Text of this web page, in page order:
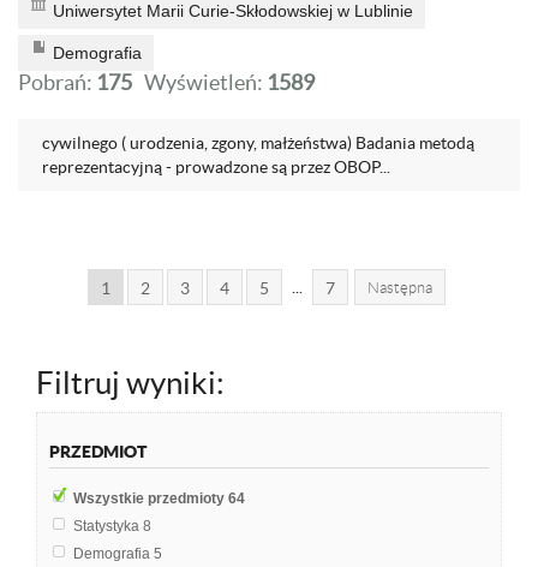
Uniwersytet Marii Curie-Skłodowskiej w Lublinie
Demografia
Pobrań: 175 Wyświetleń: 1589
cywilnego ( urodzenia, zgony, małżeństwa) Badania metodą
reprezentacyjną - prowadzone są przez OBOP...
1 2 3 4 5 7 Następna
Filtruj wyniki:
PRZEDMIOT
Wszystkie przedmioty 64
Statystyka 8
Demografia 5